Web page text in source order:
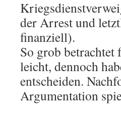
der Arrest und
finanziell).
So grob
leicht, dennoch
entscheiden.
Argumentation